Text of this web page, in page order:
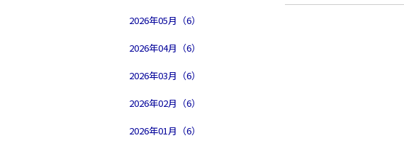
2026年05月（6）
2026年04月（6）
2026年03月（6）
2026年02月（6）
2026年01月（6）